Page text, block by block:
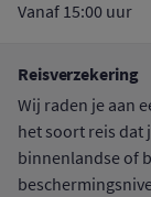
Vanaf 15:00 uur
Reisverzekering
Wij raden je aan
het soort reis dat
binnenlandse of